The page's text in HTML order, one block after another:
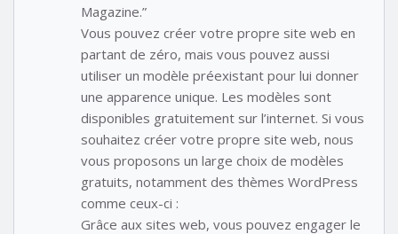
Magazine.”
Vous pouvez créer votre propre site web en
partant de zéro, mais vous pouvez aussi
utiliser un modèle préexistant pour lui donner
une apparence unique. Les modèles sont
disponibles gratuitement sur l’internet. Si vous
souhaitez créer votre propre site web, nous
vous proposons un large choix de modèles
gratuits, notamment des thèmes WordPress
comme ceux-ci :
Grâce aux sites web, vous pouvez engager le